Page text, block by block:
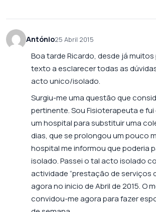
António25 Abril 2015
Boa tarde Ricardo, desde já
texto a esclarecer todas as
acto unico/isolado.
Surgiu-me uma questão que
pertinente. Sou Fisioterapeuta e
um hospital para substituir uma
dias, que se prolongou um pouco
hospital me informou que poderia
isolado. Passei o tal acto isolado
actividade “prestação de serviços
agora no inicio de Abril de 2015. O
convidou-me agora para fazer